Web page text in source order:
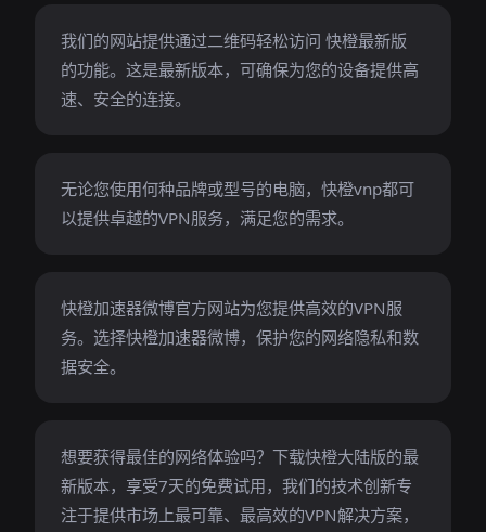
我们的网站提供通过二维码轻松访问 快橙最新版
的功能。这是最新版本，可确保为您的设备提供高
速、安全的连接。
无论您使用何种品牌或型号的电脑，快橙vnp都可
以提供卓越的VPN服务，满足您的需求。
快橙加速器微博官方网站为您提供高效的VPN服
务。选择快橙加速器微博，保护您的网络隐私和数
据安全。
想要获得最佳的网络体验吗？下载快橙大陆版的最
新版本，享受7天的免费试用，我们的技术创新专
注于提供市场上最可靠、最高效的VPN解决方案，